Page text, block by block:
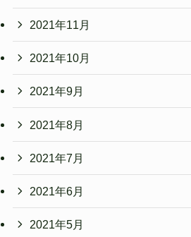
2021年11月
2021年10月
2021年9月
2021年8月
2021年7月
2021年6月
2021年5月